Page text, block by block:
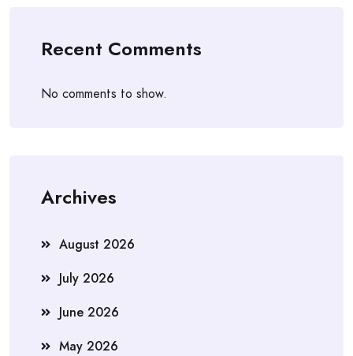
Recent Comments
No comments to show.
Archives
August 2026
July 2026
June 2026
May 2026